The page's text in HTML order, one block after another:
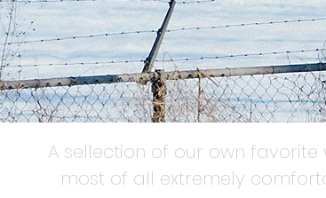
A sellection of our own favorite
most of all extremely